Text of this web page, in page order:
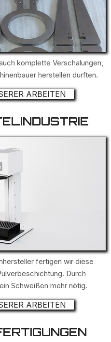
komplette Verschalungen,
herstellen durften.
ARBEITEN
fertigen wir diese
Durch
Schweißen mehr nötig.
ARBEITEN